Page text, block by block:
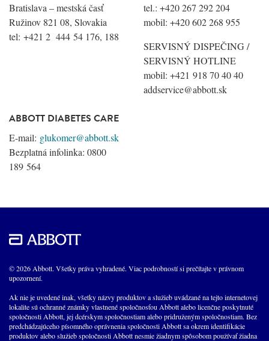
Bratislava – mestská časť
Ružinov 821 08, Slovakia
tel: +421 2 444 54 176, 188
ABBOTT DIABETES CARE
E-mail: glukomer@abbott.sk
Bezplatná infolinka: 0800
189 564
tel.: +420 267 292 204
mobil: +420 602 268 955
SERVISNÝ DISPEČING /
SERVISNÝ HOTLINE
mobil: +421 918 70 40 40
addservice@abbott.sk
© 2026 Abbott. Všetky práva vyhradené. Viac podrobností si prečítajte v právnom
upozornení.
Ak nie je uvedené inak, všetky názvy produktov a služieb uvádzané na tejto internetovej
lokalite sú ochranné známky vlastnené spoločnosťou Abbott alebo licenčne poskytnuté
spoločnosti Abbott, jej dcérskym spoločnostiam alebo pridruženým spoločnostiam. Bez
predchádzajúceho písomného oprávnenia spoločnosti Abbott sa okrem identifikácie
produktov alebo služieb spoločnosti Abbott nesmie žiadnym spôsobom používať žiadna